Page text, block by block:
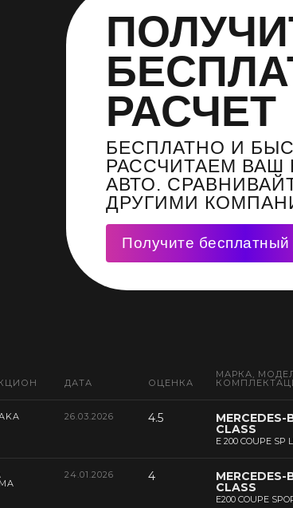
РАСЧЕТ
БЕСПЛАТНО И
РАССЧИТАЕМ ВАШ
АВТО.
ДРУГИМИ
Получите бесплатный
ДАТА ОЦЕНКА
МАРКА,
26.03.2026 4.5 MERCEDES-
CLASS
E 200 COUPE SP
24.01.2026 4 MERCEDES-
CLASS
E200 COUPE